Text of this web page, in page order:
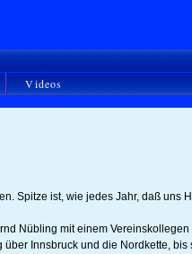
Videos
Spitze ist, wie jedes Jahr, daß uns
Nübling mit einem
Innsbruck und die Nordkette, bis